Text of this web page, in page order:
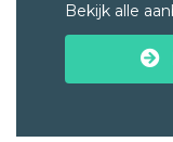
Bekijk alle